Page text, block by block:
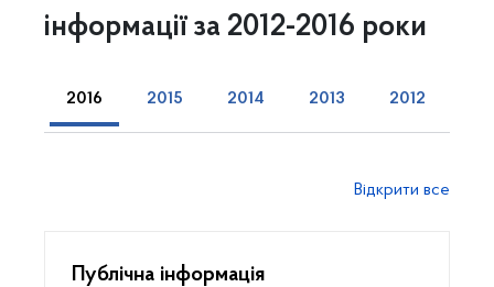
інформації за 2012-2016 роки
2016 2015 2014 2013 2012
Відкрити все
Публічна інформація